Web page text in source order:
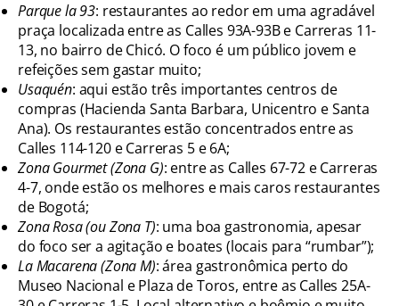
Parque la 93: restaurantes ao redor em uma agradável
praça localizada entre as Calles 93A-93B e Carreras 11-
13, no bairro de Chicó. O foco é um público jovem e
refeições sem gastar muito;
Usaquén: aqui estão três importantes centros de
compras (Hacienda Santa Barbara, Unicentro e Santa
Ana). Os restaurantes estão concentrados entre as
Calles 114-120 e Carreras 5 e 6A;
Zona Gourmet (Zona G): entre as Calles 67-72 e Carreras
4-7, onde estão os melhores e mais caros restaurantes
de Bogotá;
Zona Rosa (ou Zona T): uma boa gastronomia, apesar
do foco ser a agitação e boates (locais para “rumbar”);
La Macarena (Zona M): área gastronômica perto do
Museo Nacional e Plaza de Toros, entre as Calles 25A-